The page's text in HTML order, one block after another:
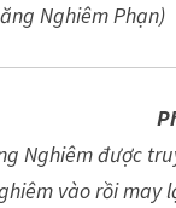
NghiêmPhạn)
Nghiêm được
vào rồi